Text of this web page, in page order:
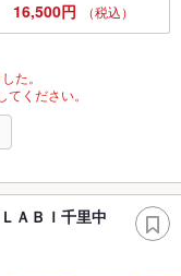
16,500円 （税込）
た。
ください。
ＡＢＩ千里中